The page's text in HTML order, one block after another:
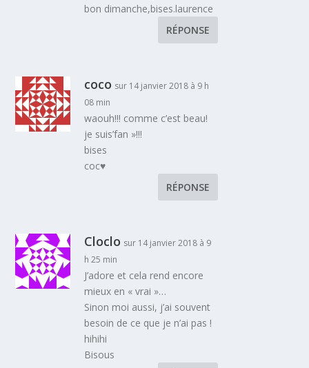
bon dimanche,bises.laurence
RÉPONSE
coco sur 14 janvier 2018 à 9 h
08 min
waouh!!! comme c’est beau!
je suis’fan »!!!
bises
coc♥
RÉPONSE
Cloclo sur 14 janvier 2018 à 9
h 25 min
J’adore et cela rend encore
mieux en « vrai »…
Sinon moi aussi, j’ai souvent
besoin de ce que je n’ai pas !
hihihi
Bisous